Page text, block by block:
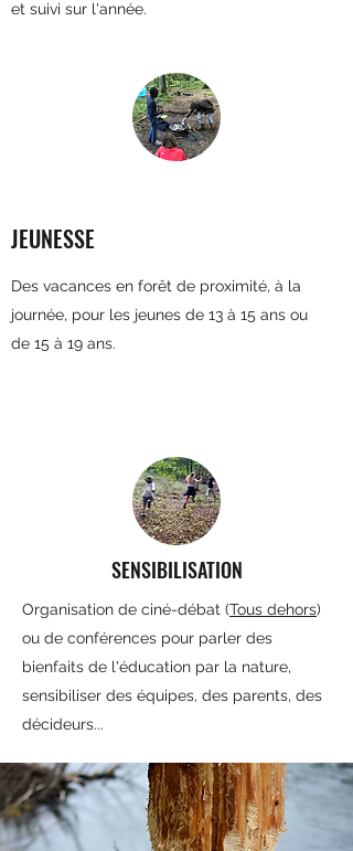
et suivi sur l'année.
JEUNESSE
Des vacances en forêt de proximité, à la
journée, pour les jeunes de 13 à 15 ans ou
de 15 à 19 ans.
SENSIBILISATION
Organisation de ciné-débat (Tous dehors)
ou de conférences pour parler des
bienfaits de l'éducation par la nature,
sensibiliser des équipes, des parents, des
décideurs...